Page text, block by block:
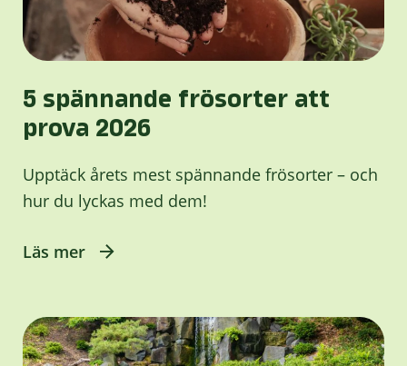
5 spännande frösorter att
prova 2026
Upptäck årets mest spännande frösorter – och
hur du lyckas med dem!
Läs mer